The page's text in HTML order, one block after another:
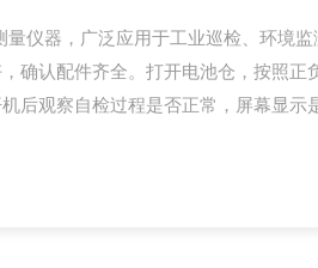
量仪器，广泛应用于工业巡检、环境
确认配件齐全。打开电池仓，按照
后观察自检过程是否正常，屏幕显